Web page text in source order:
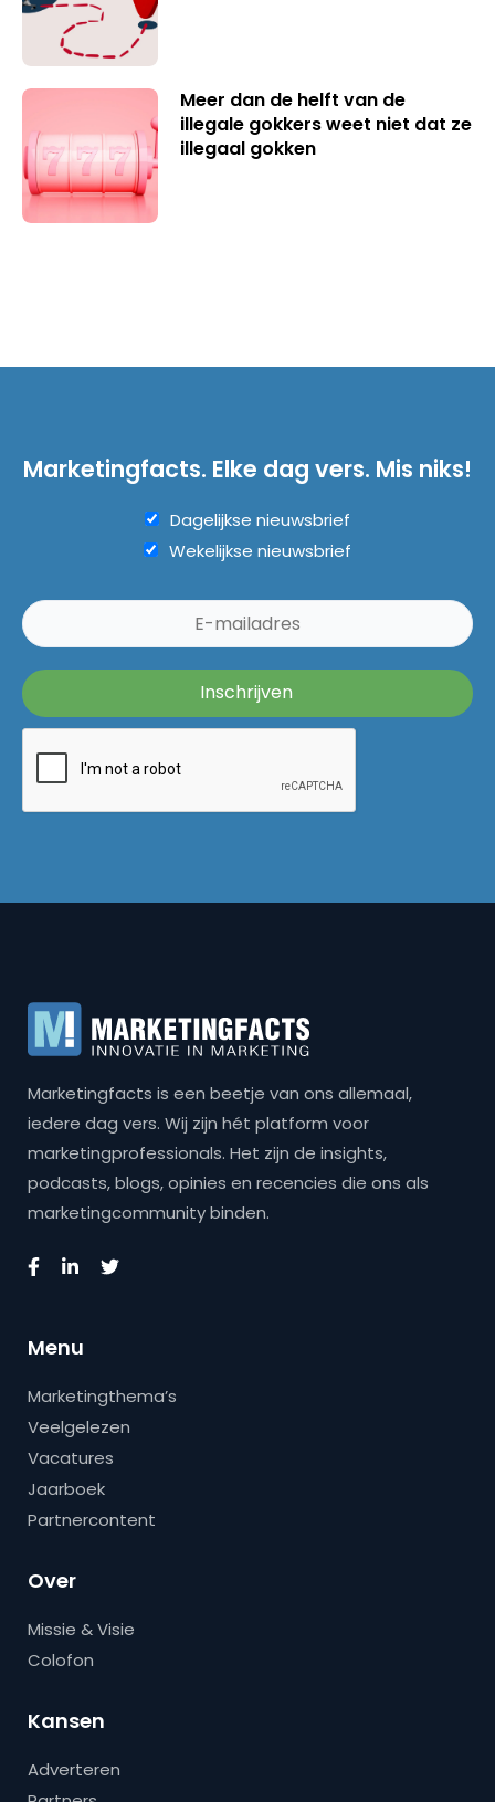
Meer dan de helft van de
illegale gokkers weet niet dat ze
illegaal gokken
Marketingfacts. Elke dag vers. Mis niks!
Dagelijkse nieuwsbrief
Wekelijkse nieuwsbrief
Marketingfacts is een beetje van ons allemaal,
iedere dag vers. Wij zijn hét platform voor
marketingprofessionals. Het zijn de insights,
podcasts, blogs, opinies en recencies die ons als
marketingcommunity binden.
Menu
Marketingthema’s
Veelgelezen
Vacatures
Jaarboek
Partnercontent
Over
Missie & Visie
Colofon
Kansen
Adverteren